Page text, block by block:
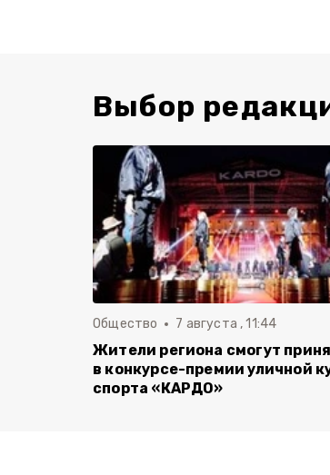
Выбор
Общество 7 августа , 11:44
Жители региона смогут
в конкурсе-премии уличной
спорта «КАРДО»